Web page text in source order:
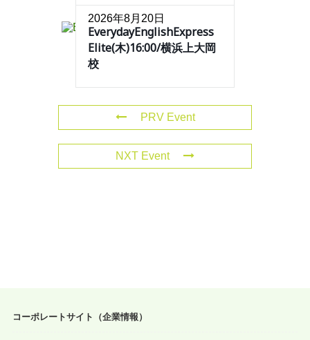
2026年8月20日
EverydayEnglishExpress
Elite(木)16:00/横浜上大岡
校
PRV Event
NXT Event
コーポレートサイト（企業情報）